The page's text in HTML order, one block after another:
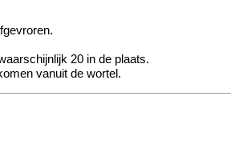
20 in de plaats.
vanuit de wortel.